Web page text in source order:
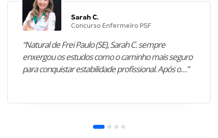
Sarah C.
Concurso Enfermeiro PSF
“Natural de Frei Paulo (SE), Sarah C. sempre
enxergou os estudos como o caminho mais seguro
para conquistar estabilidade profissional. Após o…”